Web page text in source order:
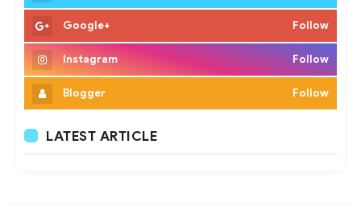
Google+ Follow
Instagram Follow
Blogger Follow
LATEST ARTICLE